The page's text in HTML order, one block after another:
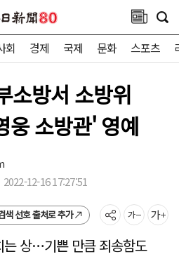
회 경제 국제 문화 스포츠
소방서 소방위
웅 소방관' 영예
12-16 17:27:51
색 선호 출처로 추가
는 상…기쁜 만큼 죄송함도